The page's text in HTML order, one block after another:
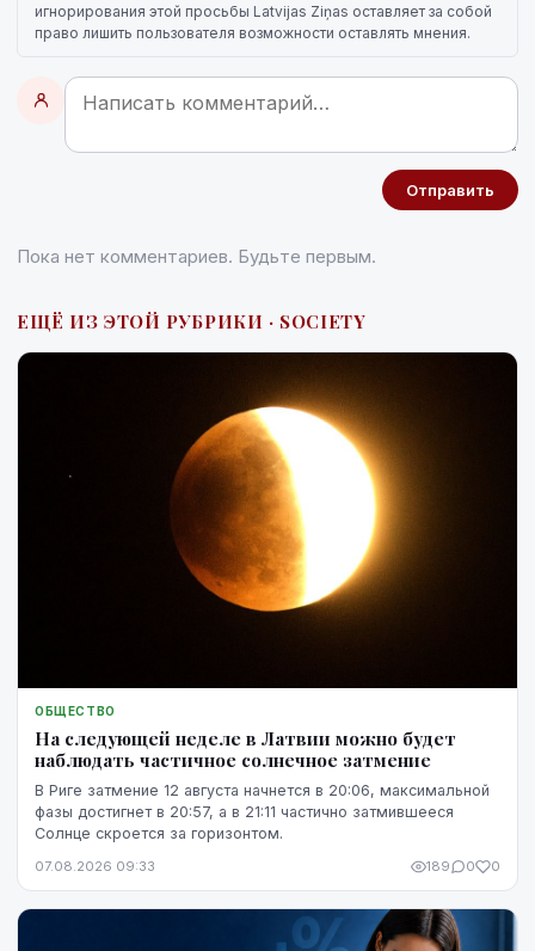
игнорирования этой просьбы Latvijas Ziņas оставляет за собой
право лишить пользователя возможности оставлять мнения.
Отправить
Пока нет комментариев. Будьте первым.
ЕЩЁ ИЗ ЭТОЙ РУБРИКИ · SOCIETY
ОБЩЕСТВО
На следующей неделе в Латвии можно будет
наблюдать частичное солнечное затмение
В Риге затмение 12 августа начнется в 20:06, максимальной
фазы достигнет в 20:57, а в 21:11 частично затмившееся
Солнце скроется за горизонтом.
07.08.2026 09:33 189 0 0